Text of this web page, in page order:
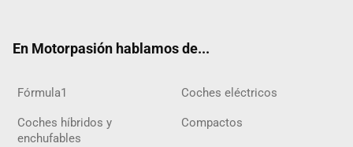
En Motorpasión hablamos de...
Fórmula1 Coches eléctricos
Coches híbridos y
enchufables
Compactos